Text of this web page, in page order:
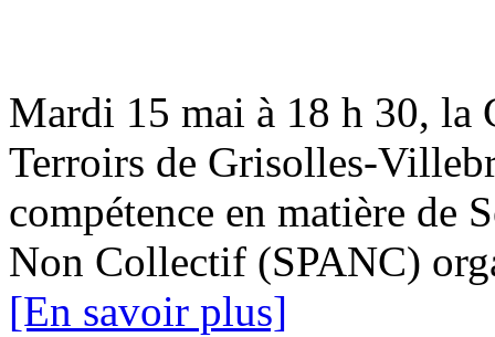
Mardi 15 mai à 18 h 30, la
Terroirs de Grisolles-
compétence en matière de
Non Collectif (SPANC)
[En savoir plus]